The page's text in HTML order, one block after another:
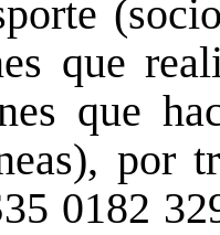
que
que
por
0182